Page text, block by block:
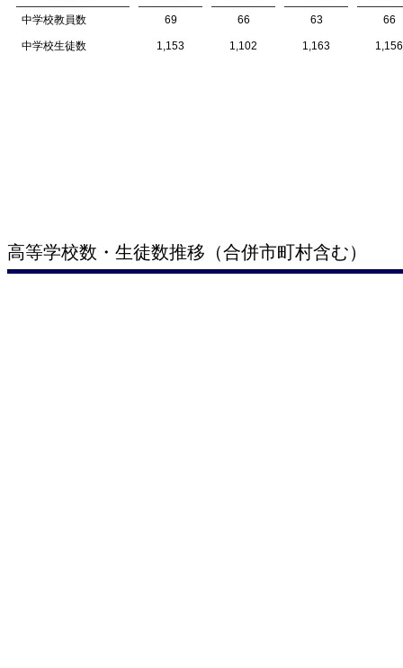
中学校教員数 69 66 63 66
中学校生徒数 1,153 1,102 1,163 1,156
高等学校数・生徒数推移（合併市町村含む）